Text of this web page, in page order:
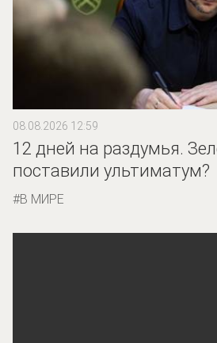
08.08.2026 12:59
12 дней на раздумья.
поставили ультиматум?
В МИРЕ